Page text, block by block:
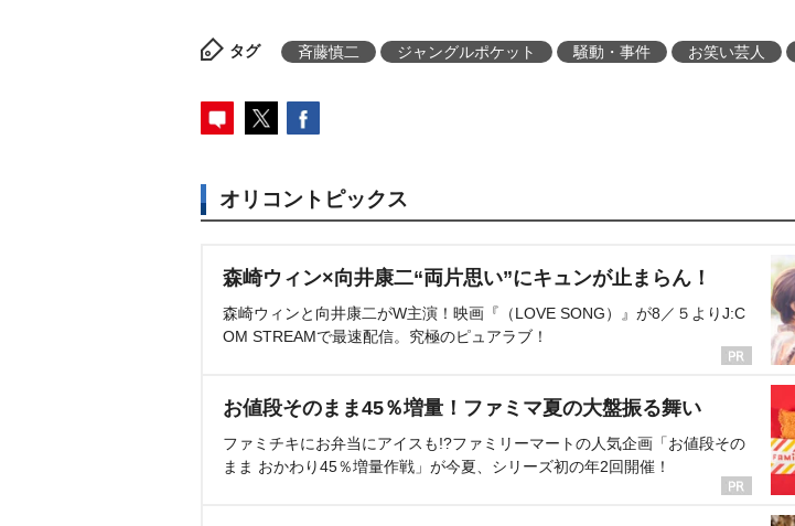
タグ 斉藤慎二 ジャングルポケット 騒動・事件 お笑い芸人
オリコントピックス
森崎ウィン×向井康二“両片思い”にキュンが止まらん！
森崎ウィンと向井康二がW主演！映画『（LOVE SONG）』が8／５よりJ:C
OM STREAMで最速配信。究極のピュアラブ！
お値段そのまま45％増量！ファミマ夏の大盤振る舞い
ファミチキにお弁当にアイスも!?ファミリーマートの人気企画「お値段その
まま おかわり45％増量作戦」が今夏、シリーズ初の年2回開催！